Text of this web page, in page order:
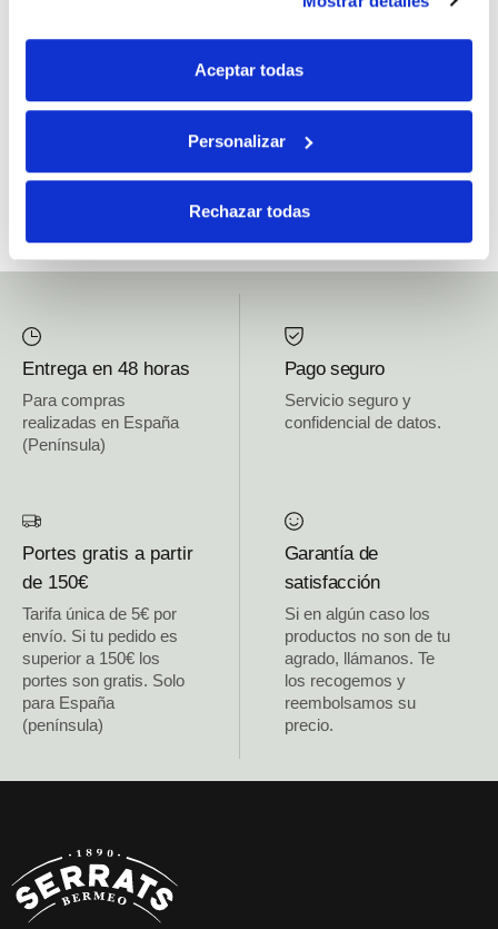
Aceptar todas
Personalizar
Rechazar todas
fines comerciales, legitimación: consentimiento, destinatarios: proveedor de
mensajería online, derechos: Acceder, rectificar y suprimir los datos, así como
otros derechos, como se explica en la información adicional.
Entrega en 48 horas
Para compras
realizadas en España
(Península)
Pago seguro
Servicio seguro y
confidencial de datos.
Portes gratis a partir
de 150€
Tarifa única de 5€ por
envío. Si tu pedido es
superior a 150€ los
portes son gratis. Solo
para España
(península)
Garantía de
satisfacción
Si en algún caso los
productos no son de tu
agrado, llámanos. Te
los recogemos y
reembolsamos su
precio.